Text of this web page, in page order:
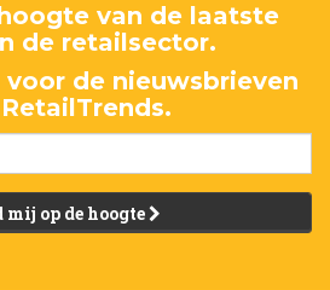
van de laatste
de retailsector.
voor de nieuwsbrieven
mij op de hoogte